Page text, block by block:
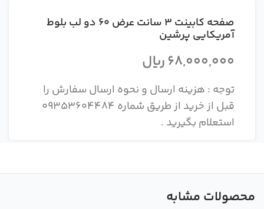
صفحه کابینت 3 سانت عرض 60 دو لب بلوط
آمریکایی پرشین
68,000,000ریال
توجه : هزینه ارسال و نحوه ارسال سفارش را
قبل از خرید از طریق شماره 09353604484
استعلام بگیرید .
محصولات مشابه